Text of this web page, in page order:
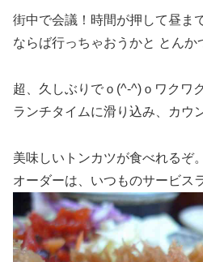
街中で会議！時間が押して昼ま
ならば行っちゃおうかと とんか
超、久しぶりでｏ(^-^)ｏワクワク
ランチタイムに滑り込み、カウ
美味しいトンカツが食べれるぞ。
オーダーは、いつものサービス